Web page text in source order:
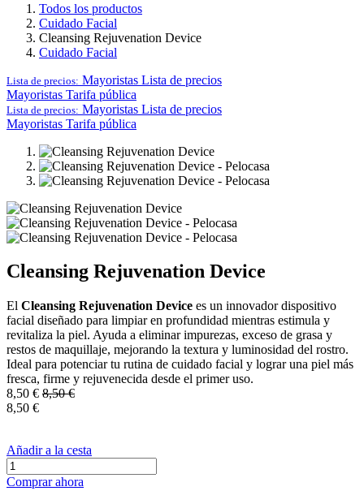
Todos los productos
Cuidado Facial
Cleansing Rejuvenation Device
Cuidado Facial
Lista de precios: Mayoristas Lista de precios
Mayoristas Tarifa pública
Lista de precios: Mayoristas Lista de precios
Mayoristas Tarifa pública
Cleansing Rejuvenation Device
El Cleansing Rejuvenation Device es un innovador dispositivo
facial diseñado para limpiar en profundidad mientras estimula y
revitaliza la piel. Ayuda a eliminar impurezas, exceso de grasa y
restos de maquillaje, mejorando la textura y luminosidad del rostro.
Ideal para potenciar tu rutina de cuidado facial y lograr una piel más
fresca, firme y rejuvenecida desde el primer uso.
8,50 € 8,50€
8,50 €
Añadir a la cesta
Comprar ahora